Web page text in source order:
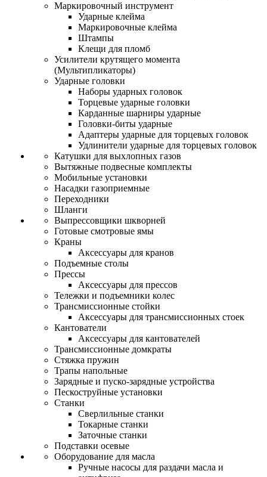
Маркировочный инструмент
Ударные клейма
Маркировочные клейма
Штампы
Клещи для пломб
Усилители крутящего момента
(Мультипликаторы)
Ударные головки
Наборы ударных головок
Торцевые ударные головки
Карданные шарниры ударные
Головки-биты ударные
Адаптеры ударные для торцевых головок
Удлинители ударные для торцевых головок
Катушки для выхлопных газов
Вытяжные подвесные комплекты
Мобильные установки
Насадки газоприемные
Переходники
Шланги
Выпрессовщики шкворней
Готовые смотровые ямы
Краны
Аксессуары для кранов
Подъемные столы
Прессы
Аксессуары для прессов
Тележки и подъемники колес
Трансмиссионные стойки
Аксессуары для трансмиссионных стоек
Кантователи
Аксессуары для кантователей
Трансмиссионные домкраты
Стяжка пружин
Трапы напольные
Зарядные и пуско-зарядные устройства
Пескоструйные установки
Станки
Сверлильные станки
Токарные станки
Заточные станки
Подставки осевые
Оборудование для масла
Ручные насосы для раздачи масла и